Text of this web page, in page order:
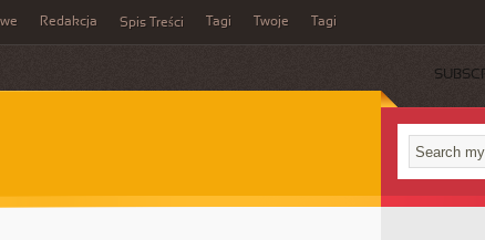
Redakcja Spis Treści Tagi Twoje Tagi